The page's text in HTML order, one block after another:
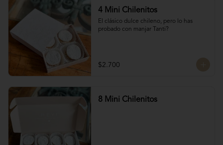
4 Mini Chilenitos
El clásico dulce chileno, pero lo has
probado con manjar Tanti?
$2.700
8 Mini Chilenitos